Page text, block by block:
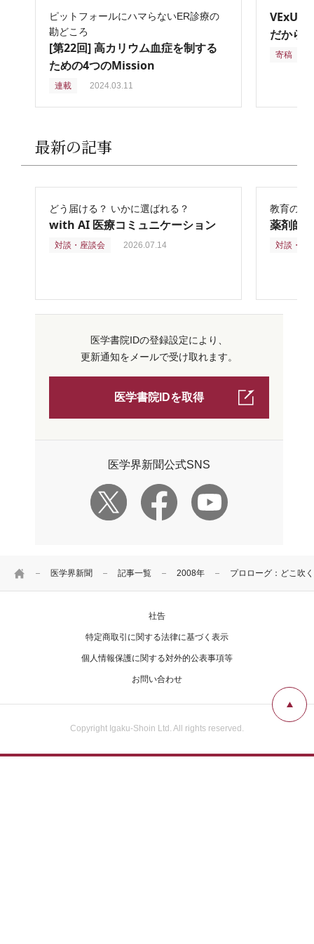
HOME 医学界新聞 記事一覧 2008年 プロローグ：どこ吹
ピットフォールにハマらないER診療の
勘どころ
[第22回] 高カリウム血症を制する
ための4つのMission
連載 2024.03.11
VExUS
だから
寄稿
最新の記事
どう届ける？ いかに選ばれる？
with AI 医療コミュニケーション
対談・座談会 2026.07.14
教育の再
薬剤師
対談・座
医学書院IDの登録設定により、
更新通知をメールで受け取れます。
医学書院IDを取得
医学界新聞公式SNS
社告
特定商取引に関する法律に基づく表示
個人情報保護に関する対外的公表事項等
お問い合わせ
Copyright Igaku-Shoin Ltd. All rights reserved.